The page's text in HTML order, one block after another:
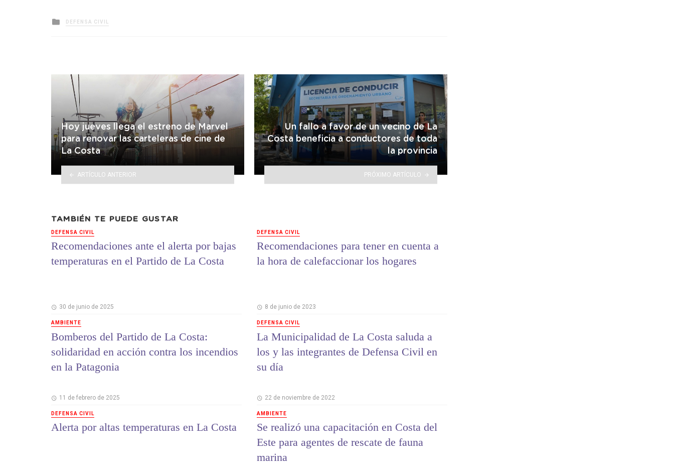
Posted
in
DEFENSA CIVIL
Hoy jueves llega el estreno de Marvel
para renovar las carteleras de cine de
La Costa
ARTÍCULO ANTERIOR
Un fallo a favor de un vecino de La
Costa beneficia a conductores de toda
la provincia
PRÓXIMO ARTÍCULO
TAMBIÉN TE PUEDE GUSTAR
DEFENSA CIVIL
Recomendaciones ante el alerta por bajas
temperaturas en el Partido de La Costa
30 de junio de 2025
AMBIENTE
Bomberos del Partido de La Costa:
solidaridad en acción contra los incendios
en la Patagonia
11 de febrero de 2025
DEFENSA CIVIL
Alerta por altas temperaturas en La Costa
DEFENSA CIVIL
Recomendaciones para tener en cuenta a
la hora de calefaccionar los hogares
8 de junio de 2023
DEFENSA CIVIL
La Municipalidad de La Costa saluda a
los y las integrantes de Defensa Civil en
su día
22 de noviembre de 2022
AMBIENTE
Se realizó una capacitación en Costa del
Este para agentes de rescate de fauna
marina